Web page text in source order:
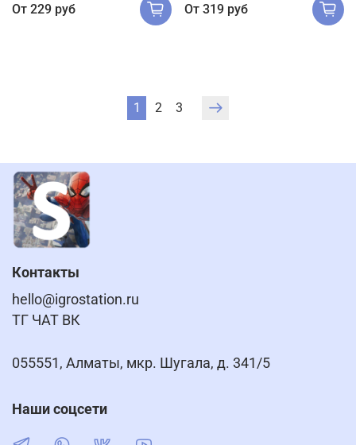
От 229 руб
От 319 руб
1 2 3
Контакты
hello@igrostation.ru
ТГ ЧАТ ВК
055551, Алматы, мкр. Шугала, д. 341/5
Наши соцсети